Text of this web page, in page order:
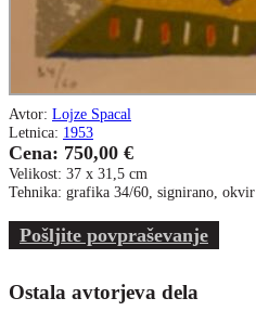
Avtor: Lojze Spacal
Letnica: 1953
Cena: 750,00 €
Velikost: 37 x 31,5 cm
Tehnika: grafika 34/60, signirano, okvir
Pošljite povpraševanje
Ostala avtorjeva dela